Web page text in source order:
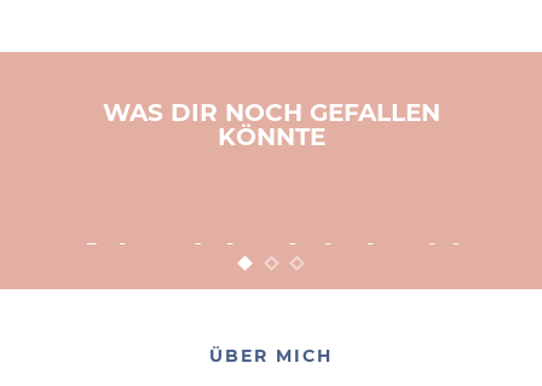
WAS DIR NOCH GEFALLEN
KÖNNTE
Adventsbasteln leicht
gemacht
POSTED ON
ÜBER MICH